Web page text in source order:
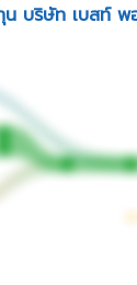
น บริษัท เบสท์